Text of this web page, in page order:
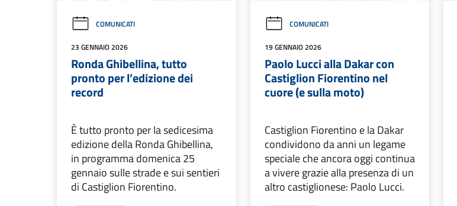
COMUNICATI
23 GENNAIO 2026
Ronda Ghibellina, tutto
pronto per l’edizione dei
record
È tutto pronto per la sedicesima
edizione della Ronda Ghibellina,
in programma domenica 25
gennaio sulle strade e sui sentieri
di Castiglion Fiorentino.
COMUNICATI
19 GENNAIO 2026
Paolo Lucci alla Dakar con
Castiglion Fiorentino nel
cuore (e sulla moto)
Castiglion Fiorentino e la Dakar
condividono da anni un legame
speciale che ancora oggi continua
a vivere grazie alla presenza di un
altro castiglionese: Paolo Lucci.